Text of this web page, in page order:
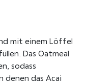
mit einem Löffel
Das Oatmeal
sodass
denen das Acai